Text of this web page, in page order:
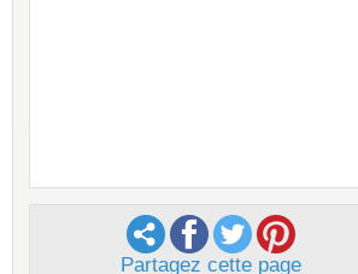
Partagez cette page